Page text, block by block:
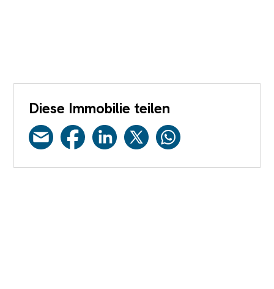
Diese Immobilie teilen